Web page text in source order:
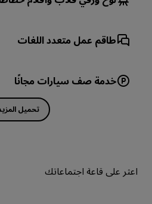
طاقم عمل متعدد اللغات
خدمة صف سيارات مجانًا
تحميل
اعثر على قاعة اجتماعاتك